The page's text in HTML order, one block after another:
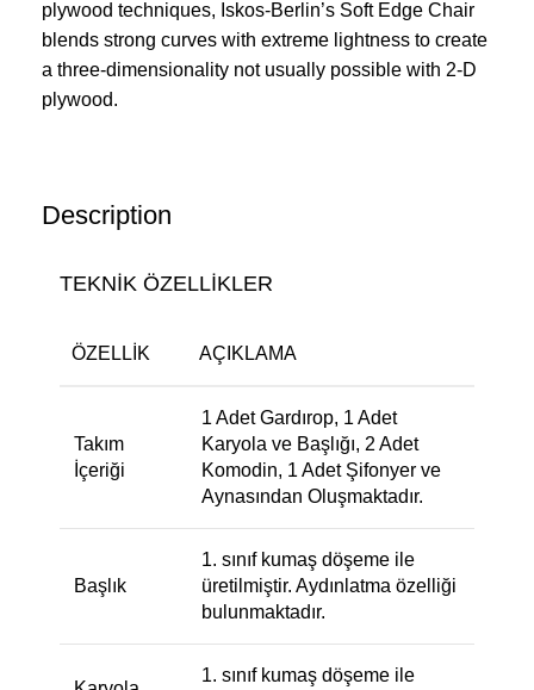
plywood techniques, Iskos-Berlin’s Soft Edge Chair
blends strong curves with extreme lightness to create
a three-dimensionality not usually possible with 2-D
plywood.
Description
TEKNİK ÖZELLİKLER
ÖZELLIK AÇIKLAMA
Takım
İçeriği
1 Adet Gardırop, 1 Adet
Karyola ve Başlığı, 2 Adet
Komodin, 1 Adet Şifonyer ve
Aynasından Oluşmaktadır.
Başlık
1. sınıf kumaş döşeme ile
üretilmiştir. Aydınlatma özelliği
bulunmaktadır.
1. sınıf kumaş döşeme ile